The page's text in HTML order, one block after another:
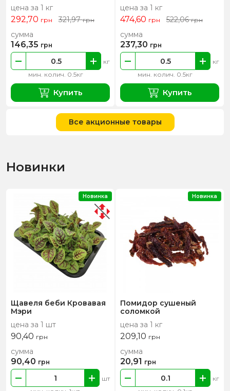
цена за 1 кг
292,70 грн 321,97грн
мин. колич. 0.5кг
кг
сумма
146,35 грн
Купить
цена за 1 кг
474,60 грн 522,06грн
мин. колич. 0.5кг
кг
сумма
237,30 грн
Купить
Все акционные товары
Новинки
Щавеля беби Кровавая
Мэри
цена за 1 шт
90,40 грн
шт
сумма
90,40 грн
Новинка
Помидор сушеный
соломкой
цена за 1 кг
209,10 грн
кг
сумма
20,91 грн
Новинка